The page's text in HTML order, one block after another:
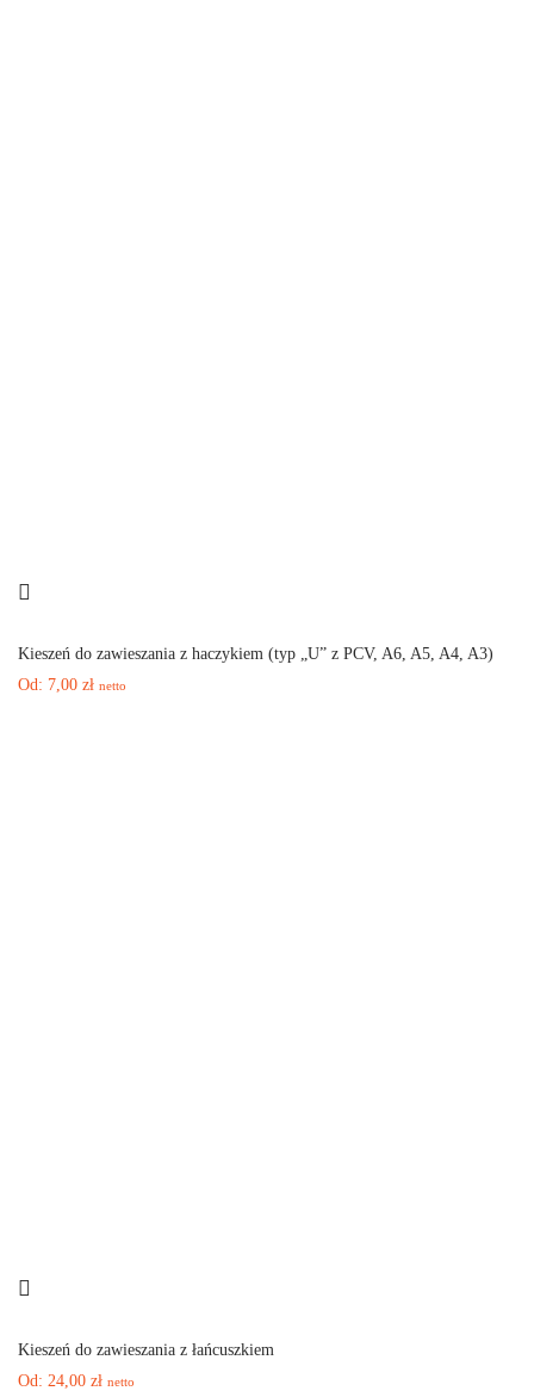
Kieszeń do zawieszania z haczykiem (typ „U” z PCV, A6, A5, A4, A3)
Od: 7,00 zł netto
Kieszeń do zawieszania z łańcuszkiem
Od: 24,00 zł netto